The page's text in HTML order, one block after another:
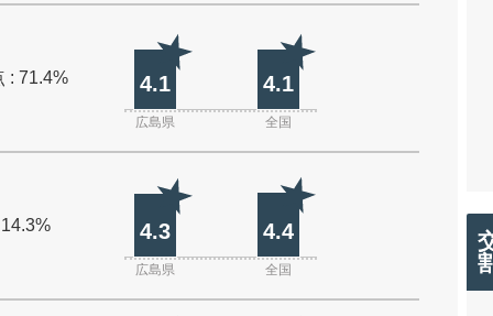
: 71.4% 4.1 4.1
広島県 全国
4.3 4.4
広島県 全国